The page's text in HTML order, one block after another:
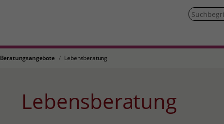
Beratungsangebote Lebensberatung
Lebensberatung